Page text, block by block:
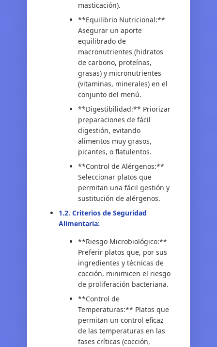
masticación).
**Equilibrio Nutricional:**
Asegurar un aporte
equilibrado de
macronutrientes (hidratos
de carbono, proteínas,
grasas) y micronutrientes
(vitaminas, minerales) en el
conjunto del menú.
**Digestibilidad:** Priorizar
preparaciones de fácil
digestión, evitando
alimentos muy grasos,
picantes, o flatulentos.
**Control de Alérgenos:**
Seleccionar platos que
permitan una fácil gestión y
sustitución de alérgenos.
1.2. Criterios de Seguridad
Alimentaria:
**Riesgo Microbiológico:**
Preferir platos que, por sus
ingredientes y técnicas de
cocción, minimicen el riesgo
de proliferación bacteriana.
**Control de
Temperaturas:** Platos que
permitan un control eficaz
de las temperaturas en las
fases críticas (cocción,